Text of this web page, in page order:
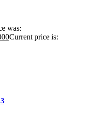
was:
Current price is: